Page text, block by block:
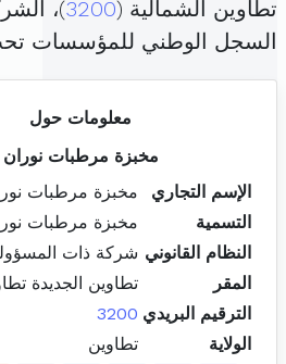
تطاوين الشمالية (3200)،
السجل الوطني للمؤسسات
معلومات حول
مخبزة مرطبات نوران
الإسم التجاري
مخبزة مرطبات
التسمية
مخبزة مرطبات
النظام القانوني شركة ذات
المقر
تطاوين الجديدة
الترقيم البريدي 3200
الولاية
تطاوين